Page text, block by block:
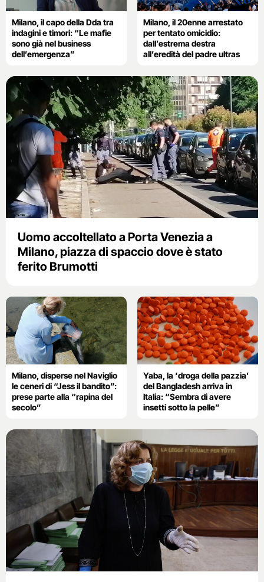
Milano, il capo della Dda tra
indagini e timori: “Le mafie
sono già nel business
dell’emergenza”
Milano, il 20enne arrestato
per tentato omicidio:
dall’estrema destra
all’eredità del padre ultras
Uomo accoltellato a Porta Venezia a
Milano, piazza di spaccio dove è stato
ferito Brumotti
Milano, disperse nel Naviglio
le ceneri di “Jess il bandito”:
prese parte alla “rapina del
secolo”
Yaba, la ‘droga della pazzia’
del Bangladesh arriva in
Italia: “Sembra di avere
insetti sotto la pelle”